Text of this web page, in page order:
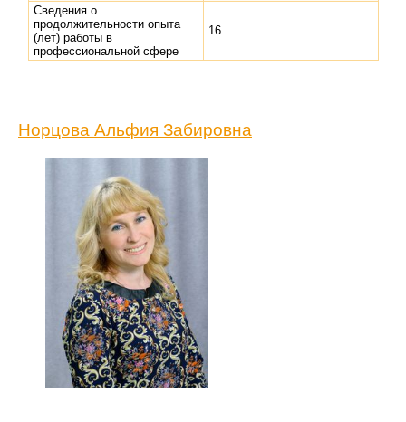
Сведения о
продолжительности опыта
(лет) работы в
профессиональной сфере
16
Норцова Альфия Забировна